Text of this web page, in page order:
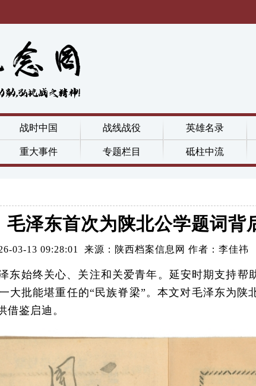
战时中国 战线战役 英雄名录
重大事件 专题栏目 砥柱中流
毛泽东首次为陕北公学题词背
03-13 09:28:01 来源：陕西档案信息网 作者：李佳祎
始终关心、关注和关爱青年。延安时期支持帮
大批能堪重任的“民族脊梁”。本文对毛泽东为
鉴启迪。